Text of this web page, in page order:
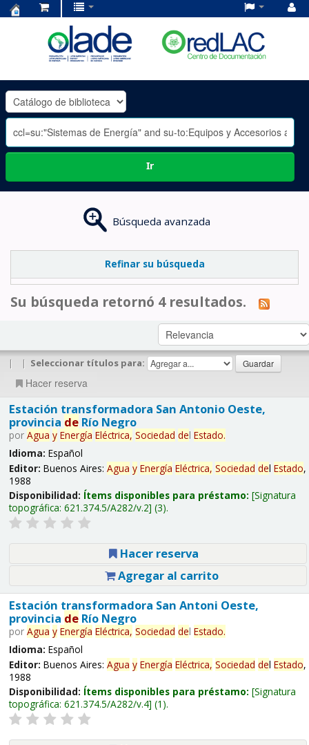
OLADE
-
Ir
Búsqueda avanzada
Refinar su búsqueda
Su búsqueda retornó 4 resultados.
| | Seleccionar títulos para:
Hacer reserva
Estación transformadora San Antonio Oeste,
provincia deRío Negro
por Agua y Energía Eléctrica, Sociedad del Estado.
Idioma: Español
Editor: Buenos Aires: Agua y Energía Eléctrica, Sociedad del Estado,
1988
Disponibilidad: Ítems disponibles para préstamo: Signatura
topográfica: 621.374.5/A282/v.2 (3).
Hacer reserva
Agregar al carrito
Estación transformadora San Antoni Oeste,
provincia deRío Negro
por Agua y Energía Eléctrica, Sociedad del Estado.
Idioma: Español
Editor: Buenos Aires: Agua y Energía Eléctrica, Sociedad del Estado,
1988
Disponibilidad: Ítems disponibles para préstamo: Signatura
topográfica: 621.374.5/A282/v.4 (1).